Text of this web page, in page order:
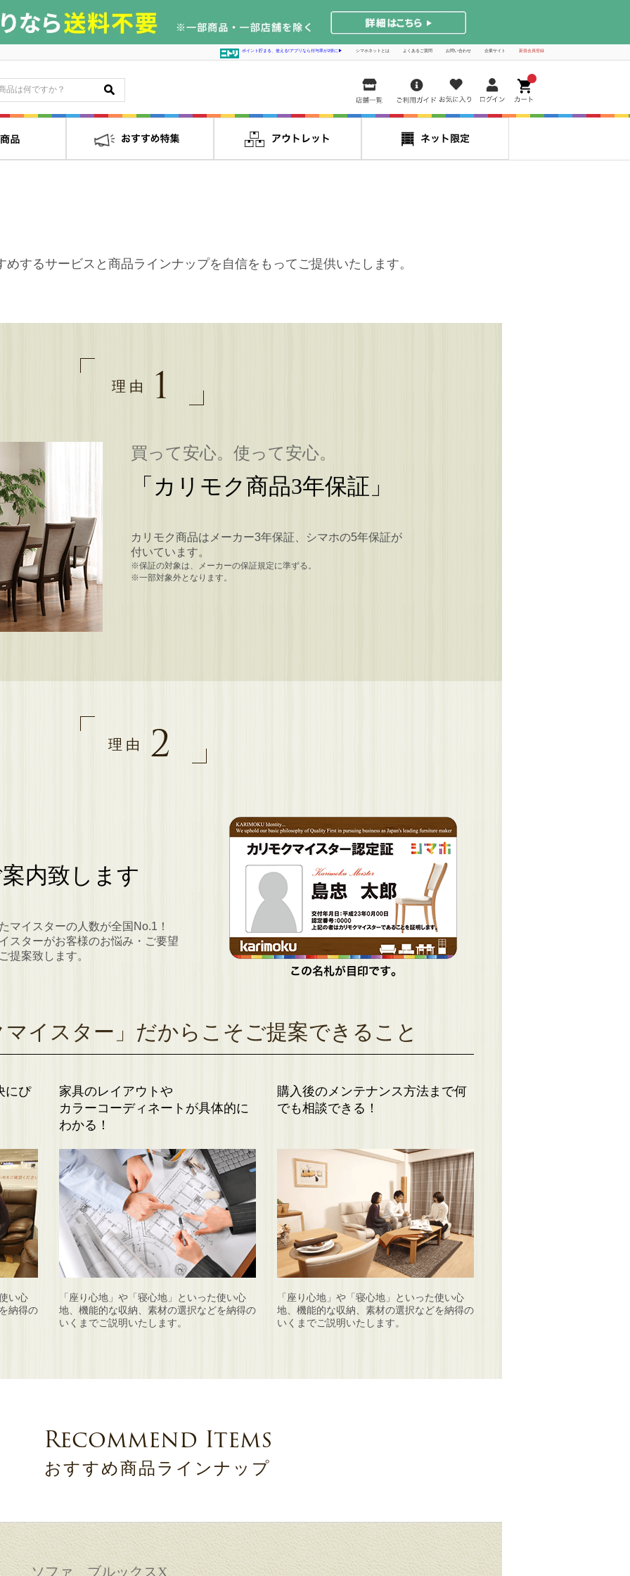
ポイント貯まる、使える!アプリなら付与率が2倍に▶ シマホネットとは よくあるご質問 お問い合わせ 企業サイト 新規会員登録
めするサービスと商品ラインナップを自信をもってご提供いたします。
理由 1
買って安心。使って安心。
「カリモク商品3年保証」
カリモク商品はメーカー3年保証、シマホの5年保証が
付いています。
※保証の対象は、メーカーの保証規定に準ずる。
※一部対象外となります。
理由 2
内致します
マイスターの人数が全国No.1！
スターがお客様のお悩み・ご要望
提案致します。
イスター」だからこそご提案できること
にぴ
い心
納得の
家具のレイアウトや
カラーコーディネートが具体的に
わかる！
「座り心地」や「寝心地」といった使い心
地、機能的な収納、素材の選択などを納得の
いくまでご説明いたします。
購入後のメンテナンス方法まで何
でも相談できる！
「座り心地」や「寝心地」といった使い心
地、機能的な収納、素材の選択などを納得の
いくまでご説明いたします。
Recommend Items
おすすめ商品ラインナップ
ソファ ブルックスX